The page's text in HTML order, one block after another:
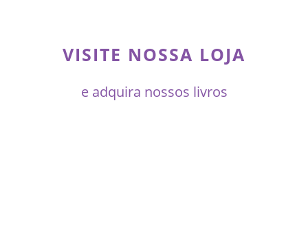
VISITE NOSSA LOJA
e adquira nossos livros